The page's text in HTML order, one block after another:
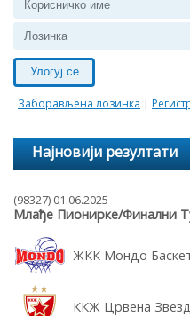
Улогуј се
Заборављена лозинка |
Најновији резултати
(98327) 01.06.2025
Млађе Пионирке/Финални
ЖКК Мондо
ККЖ Црвена